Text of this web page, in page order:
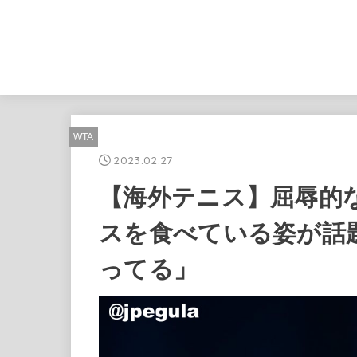
WTA
2023.02.27
【海外テニス】屈辱
スを食べている姿が話
ってる」